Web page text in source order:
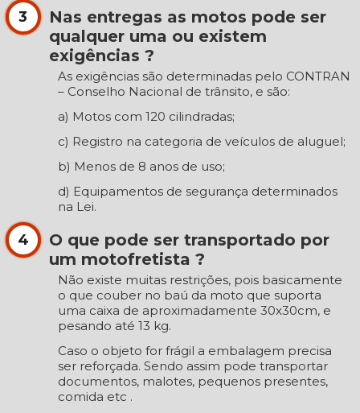
3
Nas entregas as motos pode ser
qualquer uma ou existem
exigências ?
As exigências são determinadas pelo CONTRAN
– Conselho Nacional de trânsito, e são:
a) Motos com 120 cilindradas;
c) Registro na categoria de veículos de aluguel;
b) Menos de 8 anos de uso;
d) Equipamentos de segurança determinados
na Lei.
4
O que pode ser transportado por
um motofretista ?
Não existe muitas restrições, pois basicamente
o que couber no baú da moto que suporta
uma caixa de aproximadamente 30x30cm, e
pesando até 13 kg.
Caso o objeto for frágil a embalagem precisa
ser reforçada. Sendo assim pode transportar
documentos, malotes, pequenos presentes,
comida etc .